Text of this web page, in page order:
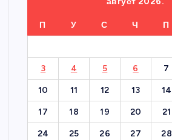
П У С Ч П
3 4 5 6 7
10 11 12 13 14
17 18 19 20 21
24 25 26 27 28